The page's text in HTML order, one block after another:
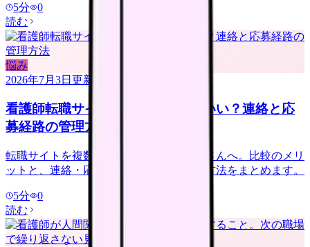
5分
0
読む
悩み
2026年7月3日 更新
看護師転職サイトは複数登録していい？連絡と応
募経路の管理方法
転職サイトを複数登録するか迷う看護師さんへ。比較のメリ
ットと、連絡・応募経路で疲れない管理方法をまとめます。
5分
0
読む